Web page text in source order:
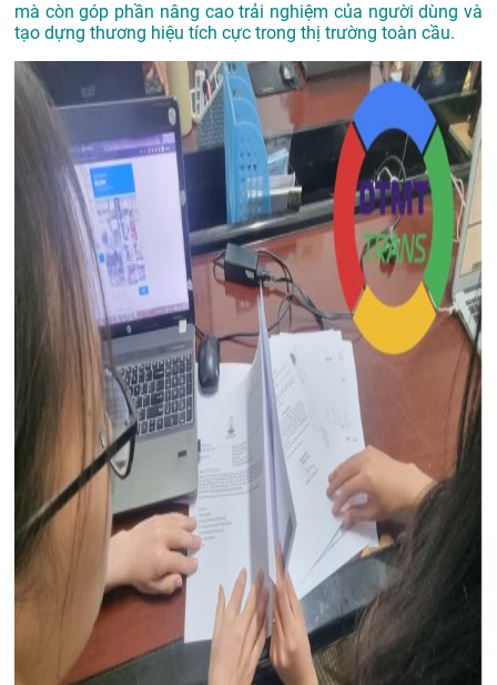
mà còn góp phần nâng cao trải nghiệm của người dùng và
tạo dựng thương hiệu tích cực trong thị trường toàn cầu.